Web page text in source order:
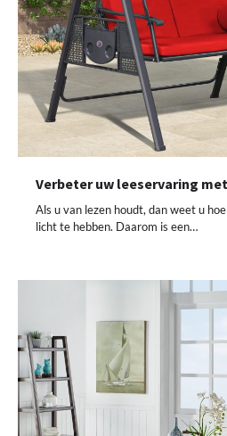
Verbeter uw leeservaring
Als u van lezen houdt, dan weet u
licht te hebben. Daarom is een…